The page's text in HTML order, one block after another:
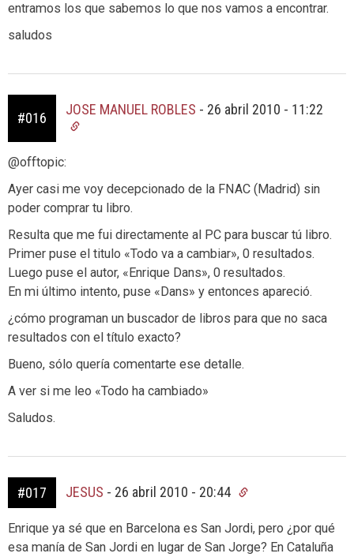
entramos los que sabemos lo que nos vamos a encontrar.
saludos
#016
JOSE MANUEL ROBLES - 26 abril 2010 - 11:22
@offtopic:
Ayer casi me voy decepcionado de la FNAC (Madrid) sin
poder comprar tu libro.
Resulta que me fui directamente al PC para buscar tú libro.
Primer puse el titulo «Todo va a cambiar», 0 resultados.
Luego puse el autor, «Enrique Dans», 0 resultados.
En mi último intento, puse «Dans» y entonces apareció.
¿cómo programan un buscador de libros para que no saca
resultados con el título exacto?
Bueno, sólo quería comentarte ese detalle.
A ver si me leo «Todo ha cambiado»
Saludos.
#017 JESUS - 26 abril 2010 - 20:44
Enrique ya sé que en Barcelona es San Jordi, pero ¿por qué
esa manía de San Jordi en lugar de San Jorge? En Cataluña